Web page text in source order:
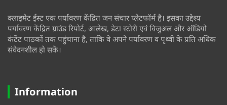
क्लाइमेट ईस्ट एक पर्यावरण केंद्रित जन संचार प्लेटफॉर्म है। इसका उद्देश्य
पर्यावरण केंद्रित ग्राउंड रिपोर्ट, आलेख, डेटा स्टोरी एवं विजुअल और ऑडियो
कंटेंट पाठकों तक पहुंचाना है, ताकि वे अपने पर्यावरण व पृथ्वी के प्रति अधिक
संवेदनशील हो सकें।
Information